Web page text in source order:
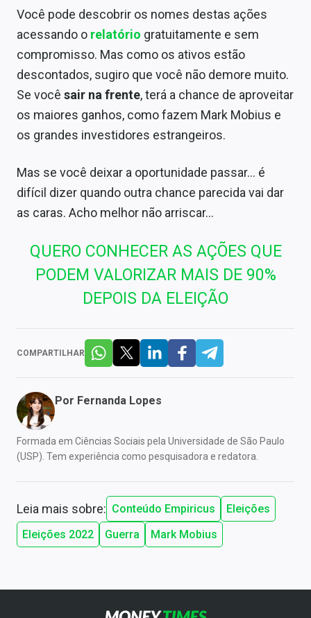
Você pode descobrir os nomes destas ações
acessando o relatório gratuitamente e sem
compromisso. Mas como os ativos estão
descontados, sugiro que você não demore muito.
Se você sair na frente, terá a chance de aproveitar
os maiores ganhos, como fazem Mark Mobius e
os grandes investidores estrangeiros.
Mas se você deixar a oportunidade passar… é
difícil dizer quando outra chance parecida vai dar
as caras. Acho melhor não arriscar…
QUERO CONHECER AS AÇÕES QUE
PODEM VALORIZAR MAIS DE 90%
DEPOIS DA ELEIÇÃO
COMPARTILHAR
Por Fernanda Lopes
Formada em Ciências Sociais pela Universidade de São Paulo
(USP). Tem experiência como pesquisadora e redatora.
Leia mais sobre: Conteúdo Empiricus
Eleições
Eleições 2022
Guerra Mark Mobius